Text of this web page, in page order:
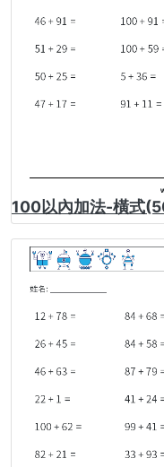
100以內加法-橫式